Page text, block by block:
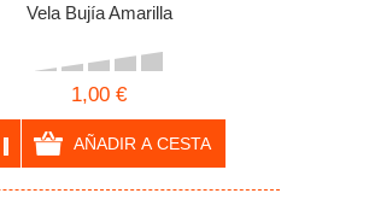
Vela Bujía Amarilla
1,00 €